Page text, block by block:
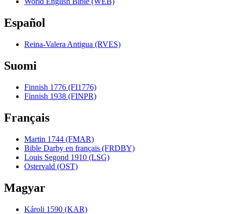
Español
Reina-Valera Antigua (RVES)
Suomi
Finnish 1776 (FI1776)
Finnish 1938 (FINPR)
Français
Martin 1744 (FMAR)
Bible Darby en français (FRDBY)
Louis Segond 1910 (LSG)
Ostervald (OST)
Magyar
Károli 1590 (KAR)